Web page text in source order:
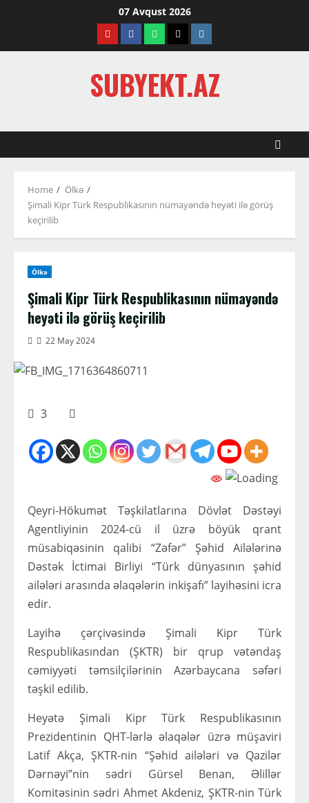
07 Avqust 2026
YoutubeFacebookWhatsapp
TwitterInstagram
SUBYEKT.AZ
Home
Ölkə
Şimali Kipr Türk Respublikasının nümayəndə heyəti ilə görüş
keçirilib
Ölkə
Şimali Kipr Türk Respublikasının nümayəndə
heyəti ilə görüş keçirilib
22 May 2024
3
Qeyri-Hökumət Təşkilatlarına Dövlət Dəstəyi
Agentliyinin 2024-cü il üzrə böyük qrant
müsabiqəsinin qalibi “Zəfər” Şəhid Ailələrinə
Dəstək İctimai Birliyi “Türk dünyasının şəhid
ailələri arasında əlaqələrin inkişafı” layihəsini icra
edir.
Layihə çərçivəsində Şimali Kipr Türk
Respublikasından (ŞKTR) bir qrup vətəndaş
cəmiyyəti təmsilçilərinin Azərbaycana səfəri
təşkil edilib.
Heyətə Şimali Kipr Türk Respublikasının
Prezidentinin QHT-lərlə əlaqələr üzrə müşaviri
Latif Akça, ŞKTR-nin “Şəhid ailələri və Qazilər
Dərnəyi”nin sədri Gürsel Benan, Əlillər
Komitəsinin sədri Ahmet Akdeniz, ŞKTR-nin Türk